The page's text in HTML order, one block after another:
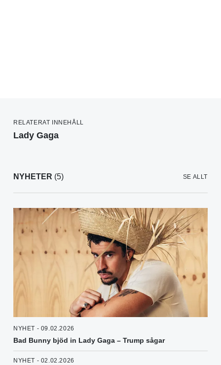
RELATERAT INNEHÅLL
Lady Gaga
NYHETER (5) SE ALLT
NYHET - 09.02.2026
Bad Bunny bjöd in Lady Gaga – Trump sågar
NYHET - 02.02.2026